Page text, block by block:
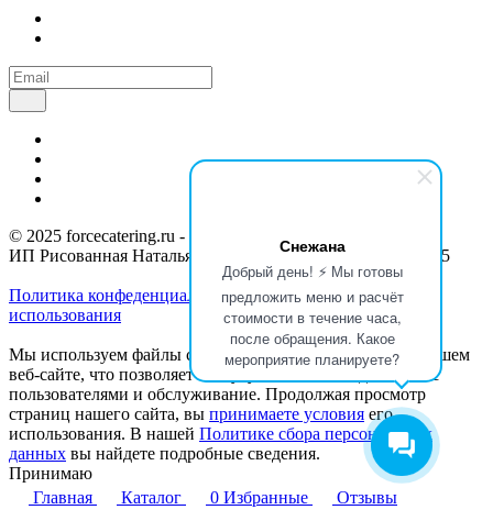
Снежана
Добрый день! ⚡ Мы готовы
предложить меню и расчёт
стоимости в течение часа,
после обращения. Какое
мероприятие планируете?
© 2025 forcecatering.ru - кейтеринг по вашим правилам
ИП Рисованная Наталья Николаевна / ИНН 715300150555
Политика конфеденциальности Согласие с условиями
использования
Мы используем файлы cookie для анализа событий на нашем
веб-сайте, что позволяет нам улучшать взаимодействие с
пользователями и обслуживание. Продолжая просмотр
страниц нашего сайта, вы принимаете условия его
использования. В нашей Политике сбора персональных
данных вы найдете подробные сведения.
Принимаю
Главная
Каталог 0 Избранные Отзывы